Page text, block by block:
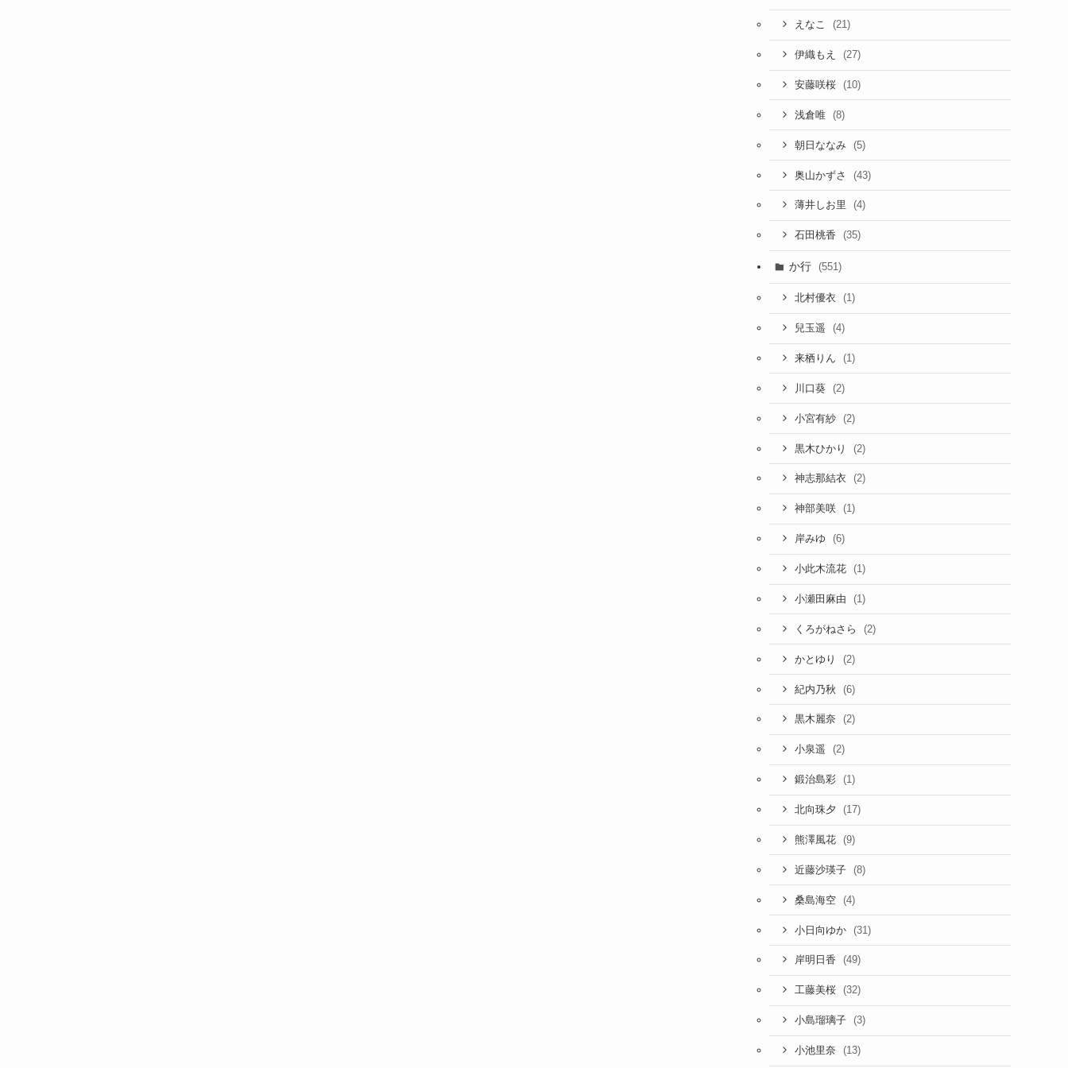
えなこ (21)
伊織もえ (27)
安藤咲桜 (10)
浅倉唯 (8)
朝日ななみ (5)
奥山かずさ (43)
薄井しお里 (4)
石田桃香 (35)
か行 (551)
北村優衣 (1)
兒玉遥 (4)
来栖りん (1)
川口葵 (2)
小宮有紗 (2)
黒木ひかり (2)
神志那結衣 (2)
神部美咲 (1)
岸みゆ (6)
小此木流花 (1)
小瀬田麻由 (1)
くろがねさら (2)
かとゆり (2)
紀内乃秋 (6)
黒木麗奈 (2)
小泉遥 (2)
鍛治島彩 (1)
北向珠夕 (17)
熊澤風花 (9)
近藤沙瑛子 (8)
桑島海空 (4)
小日向ゆか (31)
岸明日香 (49)
工藤美桜 (32)
小島瑠璃子 (3)
小池里奈 (13)